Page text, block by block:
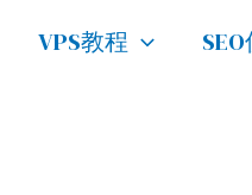
VPS教程